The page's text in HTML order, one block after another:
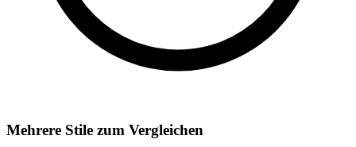
Mehrere Stile zum Vergleichen